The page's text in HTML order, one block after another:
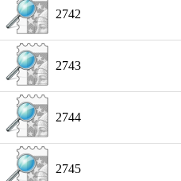
2742
2743
2744
2745